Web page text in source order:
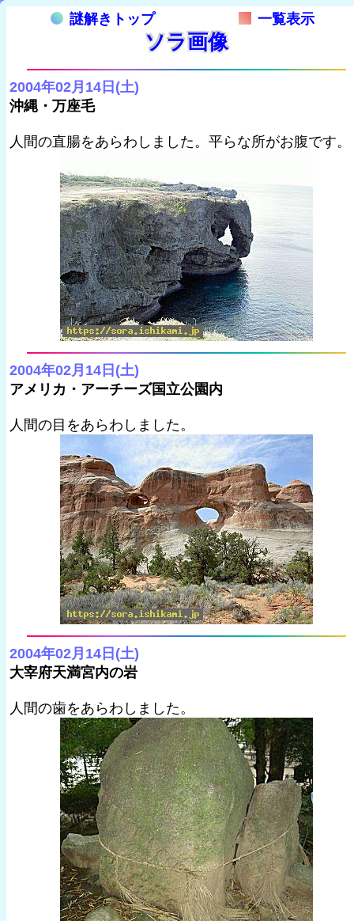
謎解きトップ 一覧表示
ソラ画像
2004年02月14日(土)
沖縄・万座毛
人間の直腸をあらわしました。平らな所がお腹です。
2004年02月14日(土)
アメリカ・アーチーズ国立公園内
人間の目をあらわしました。
2004年02月14日(土)
大宰府天満宮内の岩
人間の歯をあらわしました。